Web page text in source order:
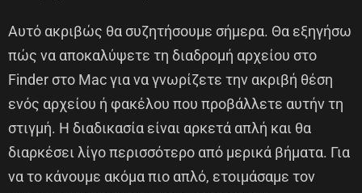
Αυτό ακριβώς θα συζητήσουμε σήμερα. Θα εξηγήσω
πώς να αποκαλύψετε τη διαδρομή αρχείου στο
Finder στο Mac για να γνωρίζετε την ακριβή θέση
ενός αρχείου ή φακέλου που προβάλλετε αυτήν τη
στιγμή. Η διαδικασία είναι αρκετά απλή και θα
διαρκέσει λίγο περισσότερο από μερικά βήματα. Για
να το κάνουμε ακόμα πιο απλό, ετοιμάσαμε τον